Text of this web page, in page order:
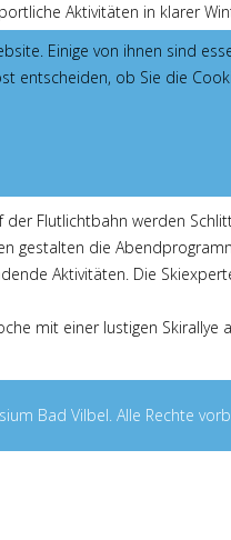
Aktivitäten in klarer
Schülerinnen und
auf. Das Mittagessen wird
und für Skilauf ausgebildete
Fertigkeiten. Alle werden
unterweist auch in
ist nicht nötig. Es kann alles
der Flutlichtbahn werden
gestalten die
Aktivitäten. Die
mit einer lustigen
Bad Vilbel. Alle Rechte
Einige von ihnen sind
entscheiden, ob Sie die